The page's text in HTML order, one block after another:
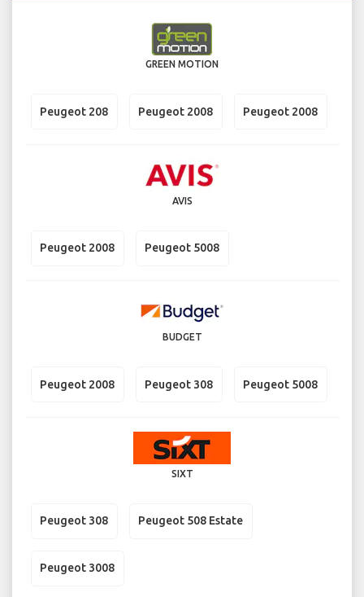
GREEN MOTION
Peugeot 208 Peugeot 2008 Peugeot 2008
AVIS
Peugeot 2008 Peugeot 5008
BUDGET
Peugeot 2008 Peugeot 308 Peugeot 5008
SIXT
Peugeot 308 Peugeot 508 Estate
Peugeot 3008